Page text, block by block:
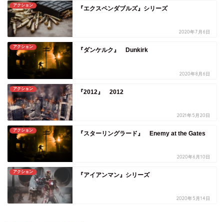
アクション 『エクスペンダブルズ』シリーズ
2020年7月6日
アクション 『ダンケルク』 Dunkirk
2020年8月6日
アクション 『2012』 2012
2021年5月20日
アクション 『スターリングラード』 Enemy at the Gates
2020年6月10日
アクション 『アイアンマン』シリーズ
2020年5月14日